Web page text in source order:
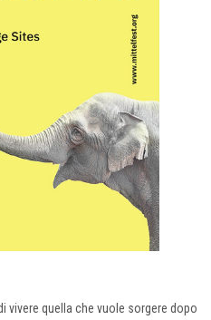
vivere quella che vuole sorgere dopo